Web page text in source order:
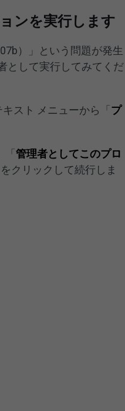
ンを実行します
）」という問題が発生
として実行してみてくだ
スト メニューから「 プ
「管理者としてこのプロ
をクリックして続行しま